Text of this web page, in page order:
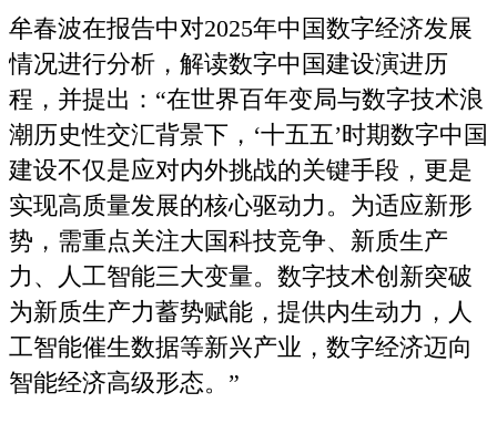
牟春波在报告中对2025年中国数字经济发展
情况进行分析，解读数字中国建设演进历
程，并提出：“在世界百年变局与数字技术浪
潮历史性交汇背景下，‘十五五’时期数字中国
建设不仅是应对内外挑战的关键手段，更是
实现高质量发展的核心驱动力。为适应新形
势，需重点关注大国科技竞争、新质生产
力、人工智能三大变量。数字技术创新突破
为新质生产力蓄势赋能，提供内生动力，人
工智能催生数据等新兴产业，数字经济迈向
智能经济高级形态。”